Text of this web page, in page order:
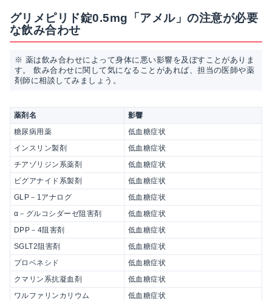
グリメピリド錠0.5mg「アメル」の注意が必要
な飲み合わせ
※ 薬は飲み合わせによって身体に悪い影響を及ぼすことがありま
す。 飲み合わせに関して気になることがあれば、担当の医師や薬
剤師に相談してみましょう。
薬剤名
影響
糖尿病用薬
低血糖症状
インスリン製剤
低血糖症状
チアゾリジン系薬剤
低血糖症状
ビグアナイド系製剤
低血糖症状
GLP－1アナログ
低血糖症状
α－グルコシダーゼ阻害剤
低血糖症状
DPP－4阻害剤
低血糖症状
SGLT2阻害剤
低血糖症状
プロベネシド
低血糖症状
クマリン系抗凝血剤
低血糖症状
ワルファリンカリウム
低血糖症状